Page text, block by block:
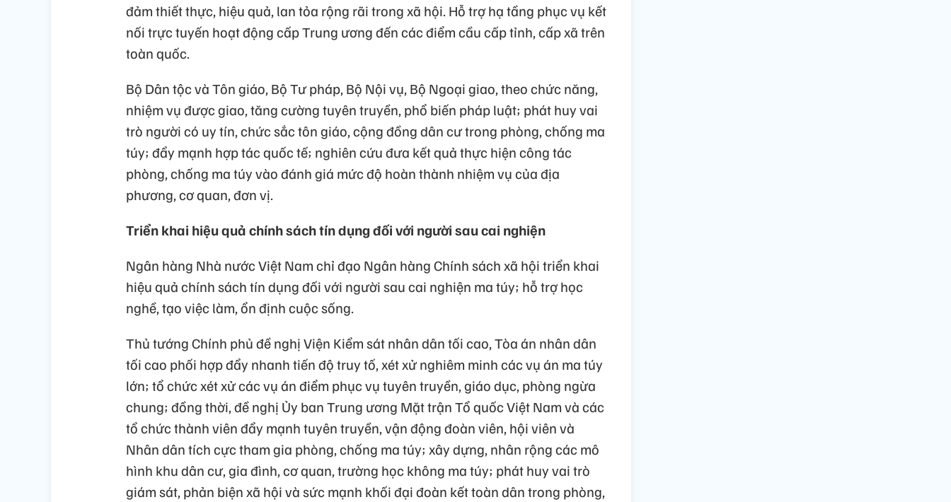
đảm thiết thực, hiệu quả, lan tỏa rộng rãi trong xã hội. Hỗ trợ hạ tầng phục vụ kết
nối trực tuyến hoạt động cấp Trung ương đến các điểm cầu cấp tỉnh, cấp xã trên
toàn quốc.
Bộ Dân tộc và Tôn giáo, Bộ Tư pháp, Bộ Nội vụ, Bộ Ngoại giao, theo chức năng,
nhiệm vụ được giao, tăng cường tuyên truyền, phổ biến pháp luật; phát huy vai
trò người có uy tín, chức sắc tôn giáo, cộng đồng dân cư trong phòng, chống ma
túy; đẩy mạnh hợp tác quốc tế; nghiên cứu đưa kết quả thực hiện công tác
phòng, chống ma túy vào đánh giá mức độ hoàn thành nhiệm vụ của địa
phương, cơ quan, đơn vị.
Triển khai hiệu quả chính sách tín dụng đối với người sau cai nghiện
Ngân hàng Nhà nước Việt Nam chỉ đạo Ngân hàng Chính sách xã hội triển khai
hiệu quả chính sách tín dụng đối với người sau cai nghiện ma túy; hỗ trợ học
nghề, tạo việc làm, ổn định cuộc sống.
Thủ tướng Chính phủ đề nghị Viện Kiểm sát nhân dân tối cao, Tòa án nhân dân
tối cao phối hợp đẩy nhanh tiến độ truy tố, xét xử nghiêm minh các vụ án ma túy
lớn; tổ chức xét xử các vụ án điểm phục vụ tuyên truyền, giáo dục, phòng ngừa
chung; đồng thời, đề nghị Ủy ban Trung ương Mặt trận Tổ quốc Việt Nam và các
tổ chức thành viên đẩy mạnh tuyên truyền, vận động đoàn viên, hội viên và
Nhân dân tích cực tham gia phòng, chống ma túy; xây dựng, nhân rộng các mô
hình khu dân cư, gia đình, cơ quan, trường học không ma túy; phát huy vai trò
giám sát, phản biện xã hội và sức mạnh khối đại đoàn kết toàn dân trong phòng,